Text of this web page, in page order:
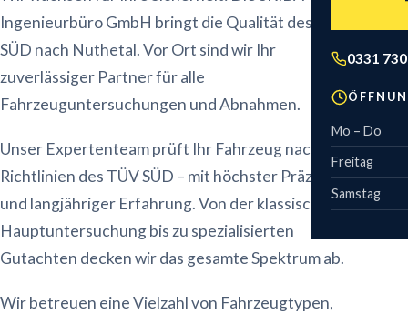
0331
Mo – Do
Freitag
Samstag
Ingenieurbüro GmbH bringt die Qualität des TÜV
SÜD nach Nuthetal. Vor Ort sind wir Ihr
zuverlässiger Partner für alle
Fahrzeuguntersuchungen und Abnahmen.
Unser Expertenteam prüft Ihr Fahrzeug nach den
Richtlinien des TÜV SÜD – mit höchster Präzision
und langjähriger Erfahrung. Von der klassischen
Hauptuntersuchung bis zu spezialisierten
Gutachten decken wir das gesamte Spektrum ab.
Wir betreuen eine Vielzahl von Fahrzeugtypen,